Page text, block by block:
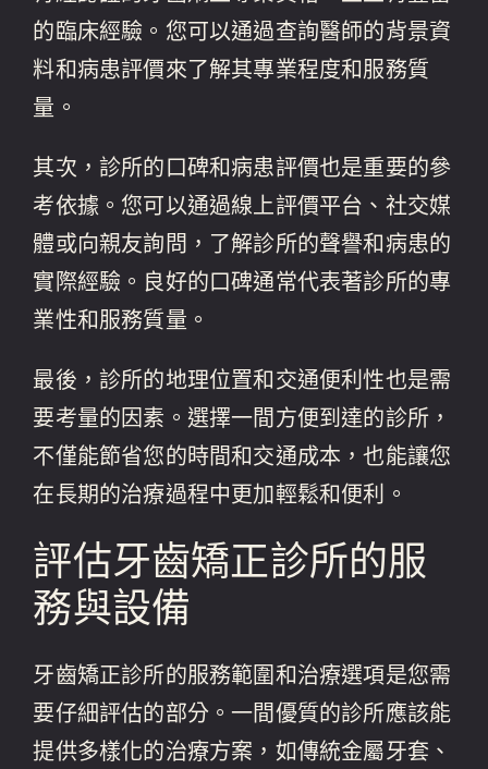
的臨床經驗。您可以通過查詢醫師的背景資
料和病患評價來了解其專業程度和服務質
量。
其次，診所的口碑和病患評價也是重要的參
考依據。您可以通過線上評價平台、社交媒
體或向親友詢問，了解診所的聲譽和病患的
實際經驗。良好的口碑通常代表著診所的專
業性和服務質量。
最後，診所的地理位置和交通便利性也是需
要考量的因素。選擇一間方便到達的診所，
不僅能節省您的時間和交通成本，也能讓您
在長期的治療過程中更加輕鬆和便利。
評估牙齒矯正診所的服
務與設備
牙齒矯正診所的服務範圍和治療選項是您需
要仔細評估的部分。一間優質的診所應該能
提供多樣化的治療方案，如傳統金屬牙套、